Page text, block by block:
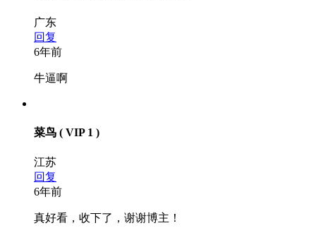
广东
回复
6年前
牛逼啊
菜鸟 ( VIP 1 )
江苏
回复
6年前
真好看，收下了，谢谢博主！